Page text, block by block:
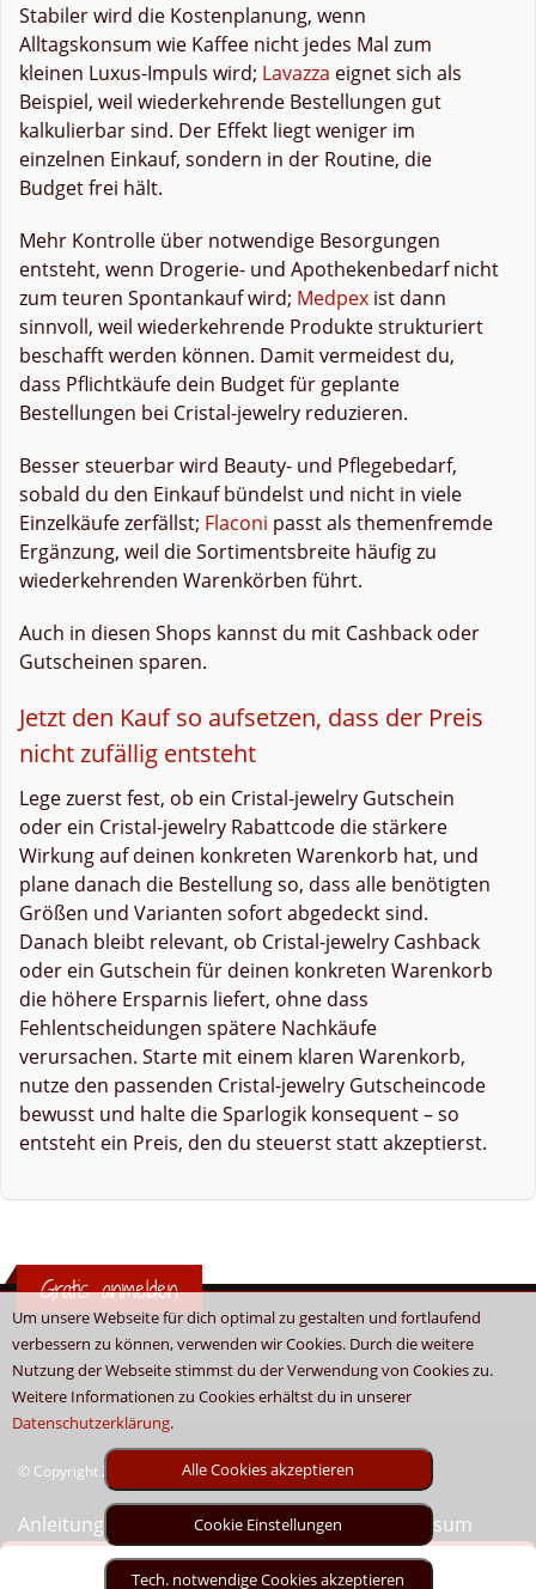
Um unsere Webseite für dich optimal zu gestalten und fortlaufend
verbessern zu können, verwenden wir Cookies. Durch die weitere
Nutzung der Webseite stimmst du der Verwendung von Cookies zu.
Weitere Informationen zu Cookies erhältst du in unserer
Datenschutzerklärung.
Alle Cookies akzeptieren
Cookie Einstellungen
Tech. notwendige Cookies akzeptieren
Stabiler wird die Kostenplanung, wenn
Alltagskonsum wie Kaffee nicht jedes Mal zum
kleinen Luxus-Impuls wird; Lavazza eignet sich als
Beispiel, weil wiederkehrende Bestellungen gut
kalkulierbar sind. Der Effekt liegt weniger im
einzelnen Einkauf, sondern in der Routine, die
Budget frei hält.
Mehr Kontrolle über notwendige Besorgungen
entsteht, wenn Drogerie- und Apothekenbedarf nicht
zum teuren Spontankauf wird; Medpex ist dann
sinnvoll, weil wiederkehrende Produkte strukturiert
beschafft werden können. Damit vermeidest du,
dass Pflichtkäufe dein Budget für geplante
Bestellungen bei Cristal-jewelry reduzieren.
Besser steuerbar wird Beauty- und Pflegebedarf,
sobald du den Einkauf bündelst und nicht in viele
Einzelkäufe zerfällst; Flaconi passt als themenfremde
Ergänzung, weil die Sortimentsbreite häufig zu
wiederkehrenden Warenkörben führt.
Auch in diesen Shops kannst du mit Cashback oder
Gutscheinen sparen.
Jetzt den Kauf so aufsetzen, dass der Preis
nicht zufällig entsteht
Lege zuerst fest, ob ein Cristal-jewelry Gutschein
oder ein Cristal-jewelry Rabattcode die stärkere
Wirkung auf deinen konkreten Warenkorb hat, und
plane danach die Bestellung so, dass alle benötigten
Größen und Varianten sofort abgedeckt sind.
Danach bleibt relevant, ob Cristal-jewelry Cashback
oder ein Gutschein für deinen konkreten Warenkorb
die höhere Ersparnis liefert, ohne dass
Fehlentscheidungen spätere Nachkäufe
verursachen. Starte mit einem klaren Warenkorb,
nutze den passenden Cristal-jewelry Gutscheincode
bewusst und halte die Sparlogik konsequent – so
entsteht ein Preis, den du steuerst statt akzeptierst.
Gratis anmelden
© Copyright 2026 - Boni.tv / Cashback & Gutscheine
Anleitung Sitemap Kontakt Unser Impressum